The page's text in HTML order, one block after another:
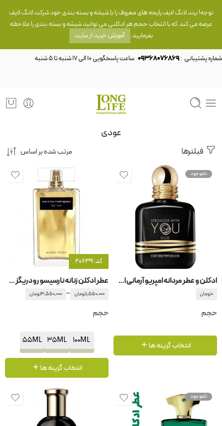
توجه! برند لانگ لایف رایحه های معروف را با شیشه و بسته بندی خود شرکت لانگ لایف
عرضه می کند.که با انتخاب حجم هر ادکلنی می توانید شیشه و بسته بندی را ملاحظه
بفرمایید. آموزش خرید از سایت
شماره پشتیبانی :09368076869
عودی
فیلترها مرتب شده بر اساس
ناموجود
ادکلن و عطر مردانه امپریو آرمانی استرانگر ویت یو عود جیور جیو آرمانی -جورجیو آرمانی
0تومان
حجم
انتخاب گزینه ها
کد: 20639
عطر ادکلن زنانه نارسیسو رودریگز – رودریگوئز فور هر امبر مشک
1,550,000تومان –
3,550,000تومان
حجم
100ML
35ML
55ML
انتخاب گزینه ها
ناموجود